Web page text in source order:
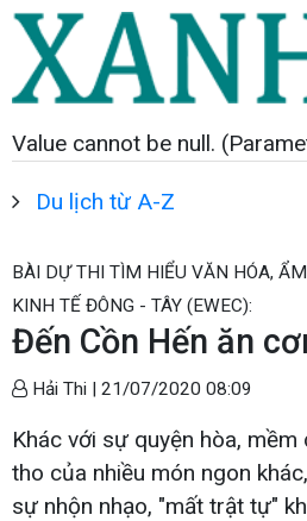
Value cannot be null.
Du lịch từ A-Z
BÀI DỰ THI TÌM HIỂU VĂN HÓA,
KINH TẾ ĐÔNG - TÂY (EWEC):
Đến Cồn Hến ăn
Hải Thi | 21/07/2020 08:09
Khác với sự quyện hòa,
tho của nhiều món ngon
sự nhộn nhạo, "mất trật tự"